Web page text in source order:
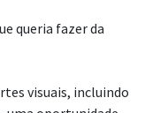
queria fazer da
visuais, incluindo